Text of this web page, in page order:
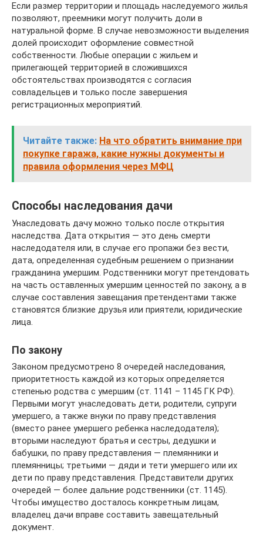
Если размер территории и площадь наследуемого жилья
позволяют, преемники могут получить доли в
натуральной форме. В случае невозможности выделения
долей происходит оформление совместной
собственности. Любые операции с жильем и
прилегающей территорией в сложившихся
обстоятельствах производятся с согласия
совладельцев и только после завершения
регистрационных мероприятий.
Читайте также: На что обратить внимание при
покупке гаража, какие нужны документы и
правила оформления через МФЦ
Способы наследования дачи
Унаследовать дачу можно только после открытия
наследства. Дата открытия — это день смерти
наследодателя или, в случае его пропажи без вести,
дата, определенная судебным решением о признании
гражданина умершим. Родственники могут претендовать
на часть оставленных умершим ценностей по закону, а в
случае составления завещания претендентами также
становятся близкие друзья или приятели, юридические
лица.
По закону
Законом предусмотрено 8 очередей наследования,
приоритетность каждой из которых определяется
степенью родства с умершим (ст. 1141 – 1145 ГК РФ).
Первыми могут унаследовать дети, родители, супруги
умершего, а также внуки по праву представления
(вместо ранее умершего ребенка наследодателя);
вторыми наследуют братья и сестры, дедушки и
бабушки, по праву представления — племянники и
племянницы; третьими — дяди и тети умершего или их
дети по праву представления. Представители других
очередей — более дальние родственники (ст. 1145).
Чтобы имущество досталось конкретным лицам,
владелец дачи вправе составить завещательный
документ.